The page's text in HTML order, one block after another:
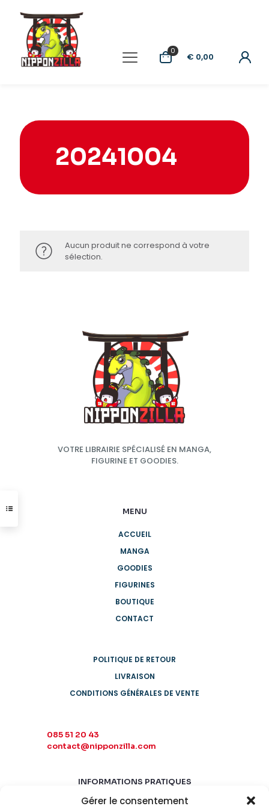
Gérer le consentement
0
€ 0,00
20241004
Aucun produit ne correspond à votre
sélection.
VOTRE LIBRAIRIE SPÉCIALISÉ EN MANGA,
FIGURINE ET GOODIES.
MENU
ACCUEIL
MANGA
GOODIES
FIGURINES
BOUTIQUE
CONTACT
POLITIQUE DE RETOUR
LIVRAISON
CONDITIONS GÉNÉRALES DE VENTE
085 51 20 43
contact@nipponzilla.com
INFORMATIONS PRATIQUES
MARDI-SAMEDI